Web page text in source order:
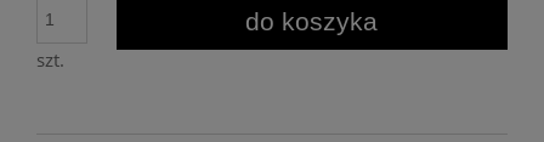
szt.
do koszyka